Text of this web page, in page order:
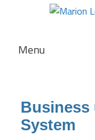
Hauptmenü
Zum
Inhalt
springen
Zum
Inhalt
springen
Menu
Business
System